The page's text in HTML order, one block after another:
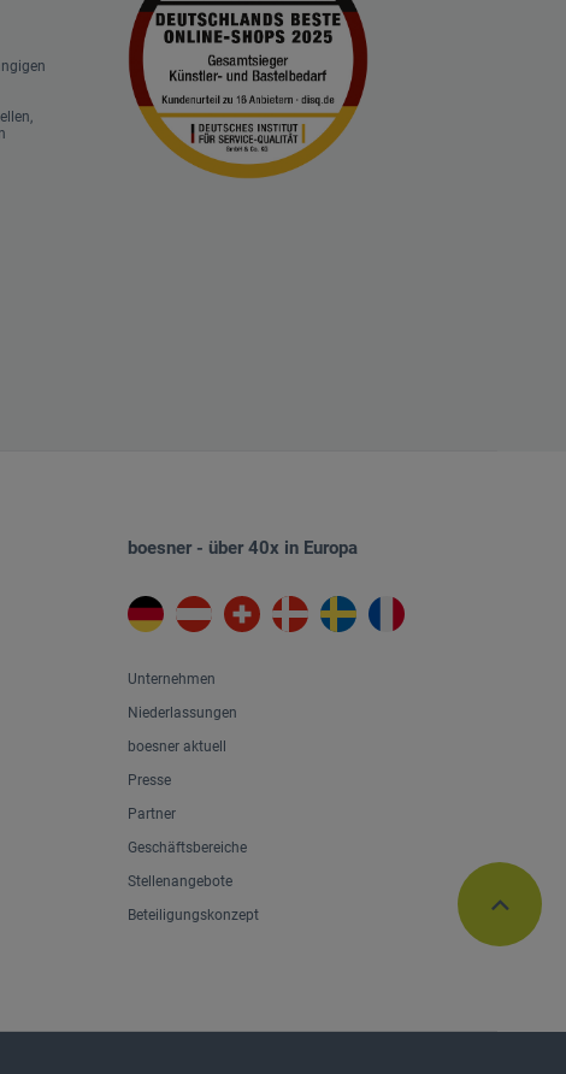
boesner - über 40x in Europa
Unternehmen
Niederlassungen
boesner aktuell
Presse
Partner
Geschäftsbereiche
Stellenangebote
Beteiligungskonzept